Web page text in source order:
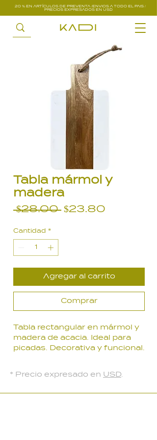
20 % EN ARTÍCULOS DE PREVENTA /ENVIOS A TODO EL PAIS /
PRECIOS EXPRESADOS EN USD
Tabla mármol y
madera
$28.00 Precio
$23.80
Cantidad *
Agregar al carrito
Comprar
Tabla rectangular en mármol y
madera de acacia. Ideal para
picadas. Decorativa y funcional.
* Precio expresado en USD.